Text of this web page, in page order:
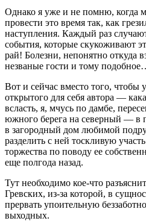
Однако я уже и не помню, когда
провести это время так, как
наступления. Каждый раз
события, которые скукоживают
рай! Болезни, непонятно откуда
незваные гости и тому
Вот и сейчас вместо того, чтобы
открытого для себя автора —
всласть, я, мчусь по дамбе,
южного берега на северный — в
в загородный дом любимой
разделить с ней тоскливую
торжества по поводу ее
еще полгода назад.
Тут необходимо кое-что
Гревских, из-за которой, в
прервать упоительную
выходных.